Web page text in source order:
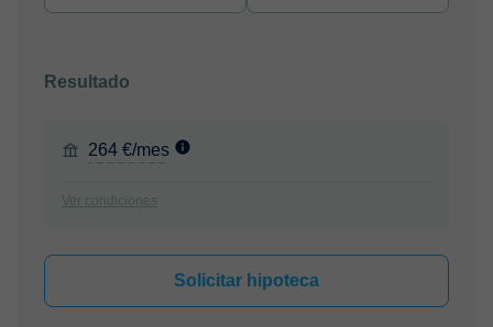
Resultado
264 €/mes
Ver condiciones
Solicitar hipoteca